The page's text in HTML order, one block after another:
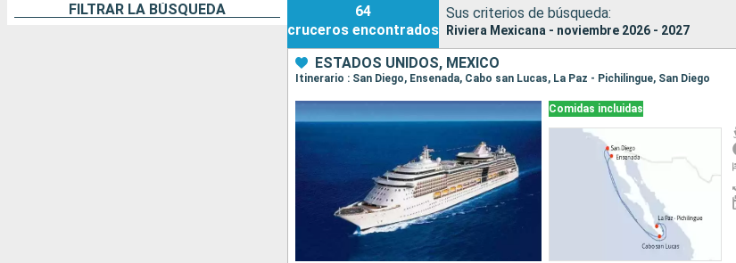
FILTRAR LA BÚSQUEDA
64
cruceros encontrados
Sus criterios de búsqueda:
Riviera Mexicana - noviembre 2026 - 2027
ESTADOS UNIDOS, MÉXICO
Itinerario : San Diego, Ensenada, Cabo san Lucas, La Paz - Pichilingue, San Diego
Comidas incluidas